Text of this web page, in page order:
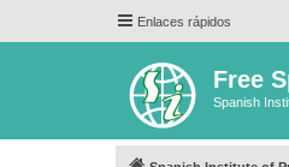
Enlaces rápidos
Free
Spanish